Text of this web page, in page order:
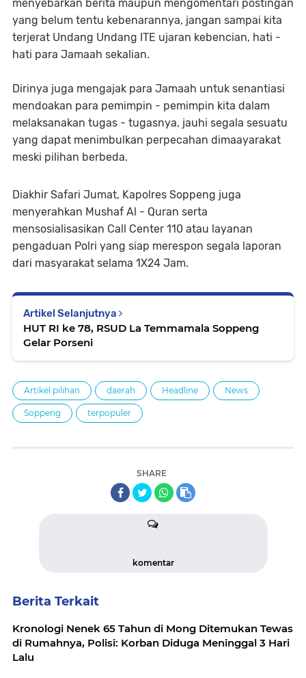
menyebarkan berita maupun mengomentari postingan
yang belum tentu kebenarannya, jangan sampai kita
terjerat Undang Undang ITE ujaran kebencian, hati -
hati para Jamaah sekalian.
Dirinya juga mengajak para Jamaah untuk senantiasi
mendoakan para pemimpin - pemimpin kita dalam
melaksanakan tugas - tugasnya, jauhi segala sesuatu
yang dapat menimbulkan perpecahan dimaayarakat
meski pilihan berbeda.
Diakhir Safari Jumat, Kapolres Soppeng juga
menyerahkan Mushaf Al - Quran serta
mensosialisasikan Call Center 110 atau layanan
pengaduan Polri yang siap merespon segala laporan
dari masyarakat selama 1X24 Jam.
Artikel Selanjutnya
HUT RI ke 78, RSUD La Temmamala Soppeng
Gelar Porseni
Artikel pilihan daerah Headline News
Soppeng terpopuler
SHARE
komentar
Berita Terkait
Kronologi Nenek 65 Tahun di Mong Ditemukan Tewas
di Rumahnya, Polisi: Korban Diduga Meninggal 3 Hari
Lalu